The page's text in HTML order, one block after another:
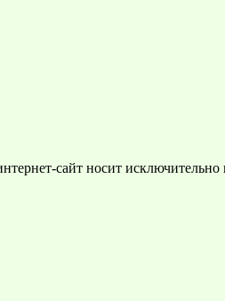
сайт носит